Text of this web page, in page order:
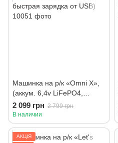
Машинка на р/к «Omni X»,
(аккум. 6,4v LiFePO4,
быстрая зарядка от USB)
2 099 грн 2 799 грн
В наличии
АКЦІЯ